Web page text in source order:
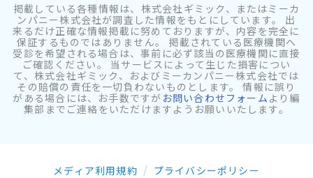
掲載している各種情報は、株式会社ギミック、またはミーカ
ンパニー株式会社が調査した情報をもとにしています。 出
来るだけ正確な情報掲載に努めておりますが、内容を完全に
保証するものではありません。 掲載されている医療機関へ
受診を希望される場合は、事前に必ず該当の医療機関に直接
ご確認ください。 当サービスによって生じた損害につい
て、株式会社ギミック、およびミーカンパニー株式会社では
その賠償の責任を一切負わないものとします。 情報に誤り
がある場合には、お手数ですが お問い合わせフォーム より編
集部までご連絡をいただけますようお願いいたします。
メディア利用規約
プライバシーポリシー